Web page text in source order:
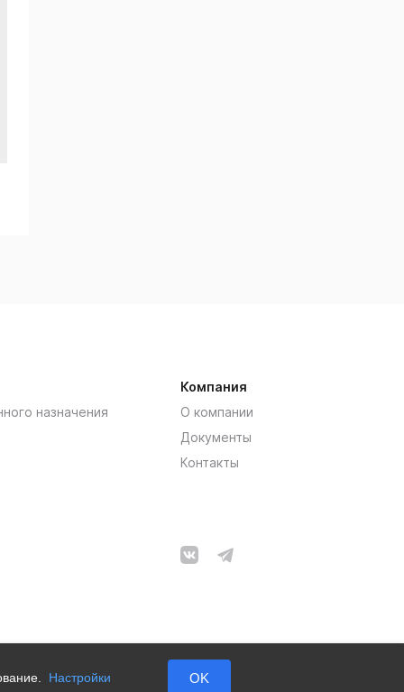
Настройки OK
назначения
Компания
О компании
Документы
Контакты